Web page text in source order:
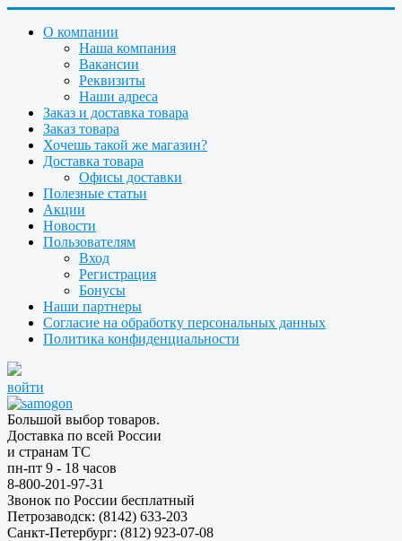
О компании
Наша компания
Вакансии
Реквизиты
Наши адреса
Заказ и доставка товара
Заказ товара
Хочешь такой же магазин?
Доставка товара
Офисы доставки
Полезные статьи
Акции
Новости
Пользователям
Вход
Регистрация
Бонусы
Наши партнеры
Согласие на обработку персональных данных
Политика конфиденциальности
войти
Большой выбор товаров.
Доставка по всей России
и странам ТС
пн-пт 9 - 18 часов
8-800-201-97-31
Звонок по России бесплатный
Петрозаводск: (8142) 633-203
Санкт-Петербург: (812) 923-07-08